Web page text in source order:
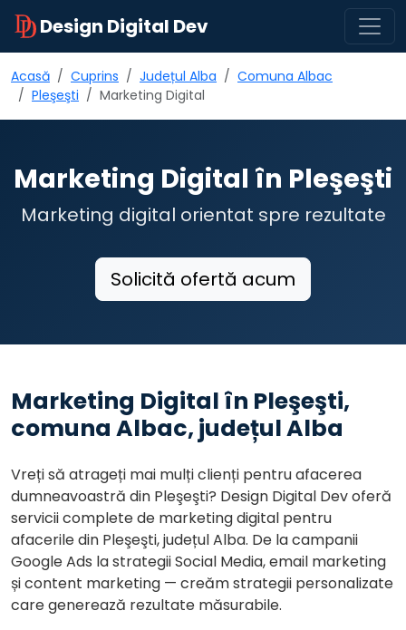
Design Digital Dev
Acasă Cuprins Județul Alba
Comuna Albac
Pleşeşti
Marketing Digital
Marketing Digital în Pleşeşti
Marketing digital orientat spre rezultate
Solicită ofertă acum
Marketing Digital în Pleşeşti,
comuna Albac, județul Alba
Vreți să atrageți mai mulți clienți pentru afacerea
dumneavoastră din Pleşeşti? Design Digital Dev oferă
servicii complete de marketing digital pentru
afacerile din Pleşeşti, județul Alba. De la campanii
Google Ads la strategii Social Media, email marketing
și content marketing — creăm strategii personalizate
care generează rezultate măsurabile.